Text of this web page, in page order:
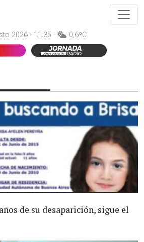
2026 - 11:35 - 0,6ºC
de su desaparición, sigue el